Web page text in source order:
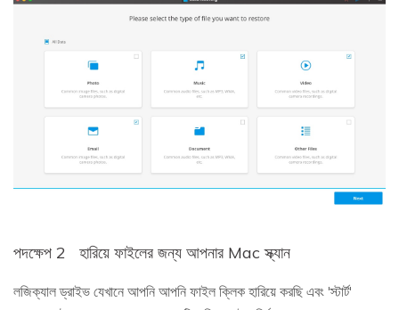
পদক্ষেপ 2 হারিয়ে ফাইলের জন্য আপনার Mac স্ক্যান
লজিক্যাল ড্রাইভ যেখানে আপনি আপনি ফাইল ক্লিক হারিয়ে করছি এবং 'স্টার্ট'